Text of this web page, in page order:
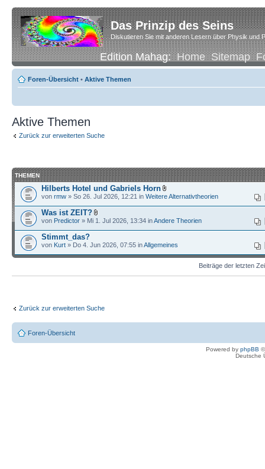
Das Prinzip des Seins
Diskutieren Sie mit anderen Lesern über Physik und
Edition Mahag:Home Sitemap
Foren-Übersicht • Aktive Themen
Aktive Themen
Zurück zur erweiterten Suche
THEMEN
Hilberts Hotel und Gabriels Horn
von rmw » So 26. Jul 2026, 12:21 in Weitere Alternativtheorien
Was ist ZEIT?
von Predictor » Mi 1. Jul 2026, 13:34 inAndere Theorien
Stimmt_das?
von Kurt » Do 4. Jun 2026, 07:55 inAllgemeines
Beiträge der letzten
Zurück zur erweiterten Suche
Foren-Übersicht
Powered by phpBB
Deutsche